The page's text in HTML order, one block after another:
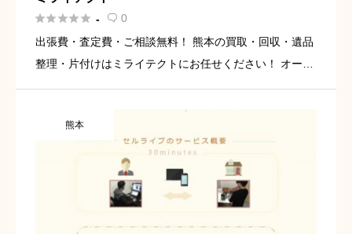
 -  0
出張費・査定費・ご相談無料！ 熊本の買取・回収・遺品
整理・片付けはミライテクトにお任せください！ オール
す。 熊本の買取・回収・遺品整理・片付けはミライテク
トにお任せくだ […]
熊本